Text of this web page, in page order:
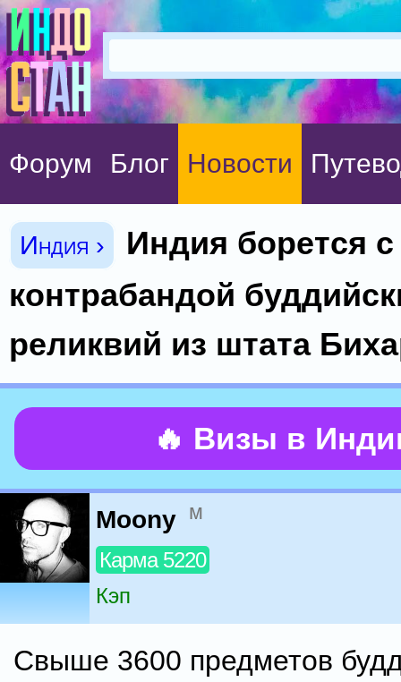
Форум Блог Новости
Индия ›
Индия борется с
контрабандой
реликвий из штата
🔥 Визы в
Moony м
Карма 5220
Кэп
Свыше 3600 предметов